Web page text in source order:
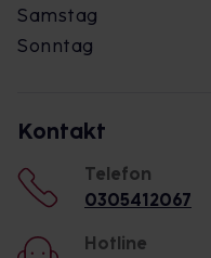
Samstag
Sonntag
Kontakt
Telefon
0305412067
Hotline